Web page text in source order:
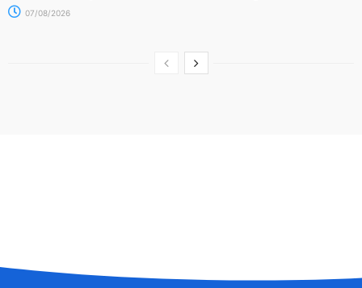
07/08/2026